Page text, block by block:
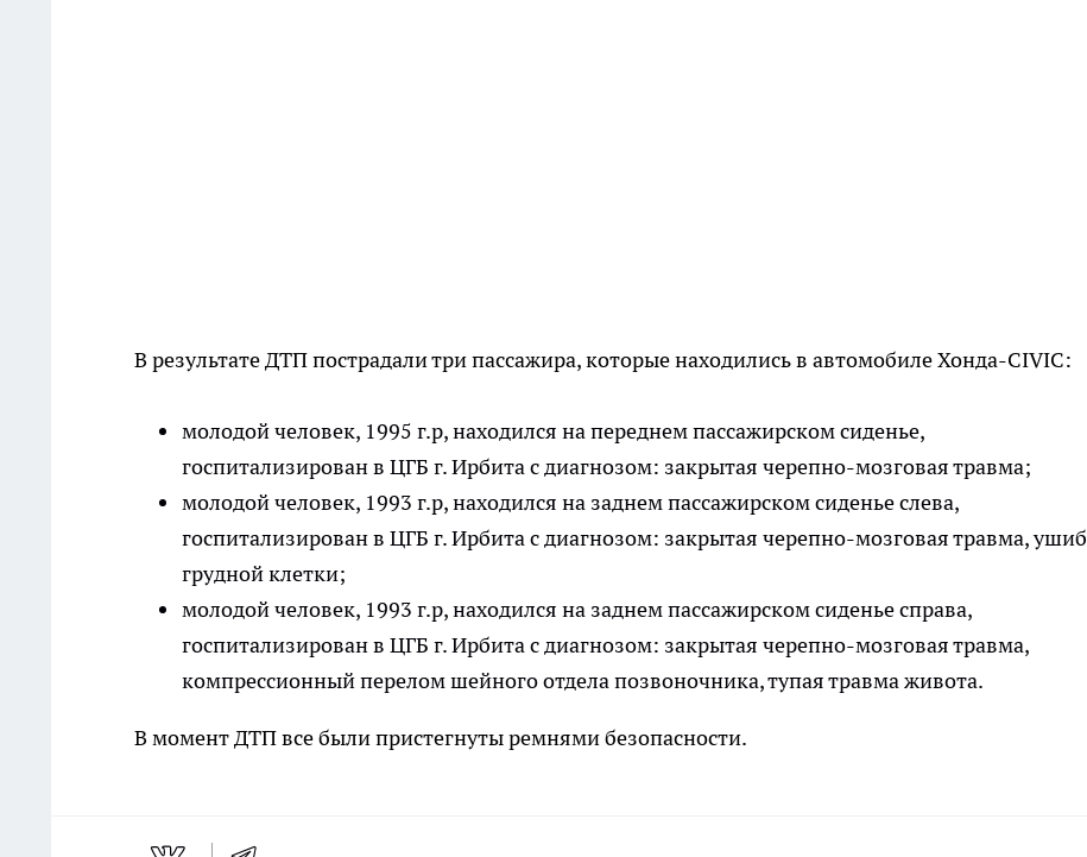
В результате ДТП пострадали три пассажира, которые находились в автомобиле Хонда-CIVIC:
молодой человек, 1995 г.р, находился на переднем пассажирском сиденье,
госпитализирован в ЦГБ г. Ирбита с диагнозом: закрытая черепно-мозговая травма;
молодой человек, 1993 г.р, находился на заднем пассажирском сиденье слева,
госпитализирован в ЦГБ г. Ирбита с диагнозом: закрытая черепно-мозговая травма, ушиб
грудной клетки;
молодой человек, 1993 г.р, находился на заднем пассажирском сиденье справа,
госпитализирован в ЦГБ г. Ирбита с диагнозом: закрытая черепно-мозговая травма,
компрессионный перелом шейного отдела позвоночника, тупая травма живота.
В момент ДТП все были пристегнуты ремнями безопасности.